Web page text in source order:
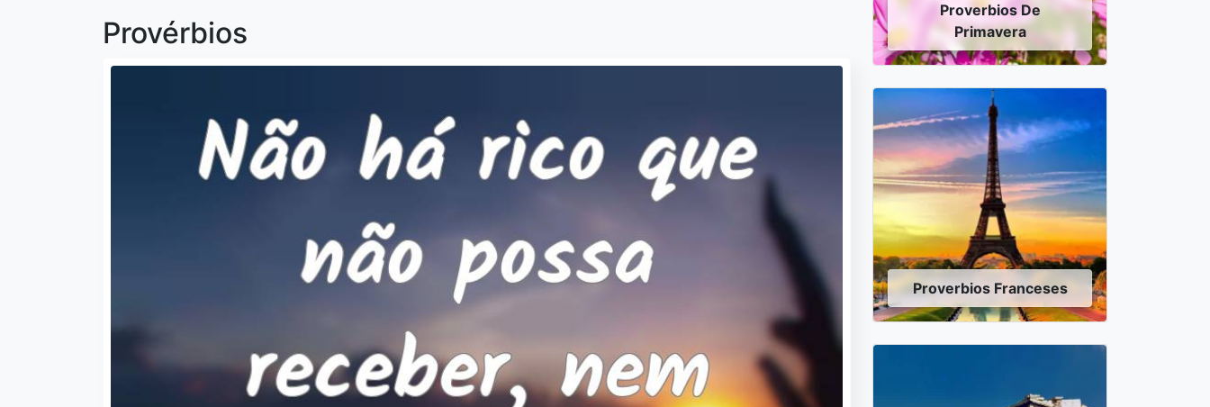
Provérbios
Proverbios De
Primavera
Proverbios Franceses